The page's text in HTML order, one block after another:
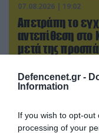
Defencenet.gr -
Information
If you wish to opt-
processing of your
07.08.2026 | 19:02
Απετράπη το
αντεπίθεση στο
μετά της